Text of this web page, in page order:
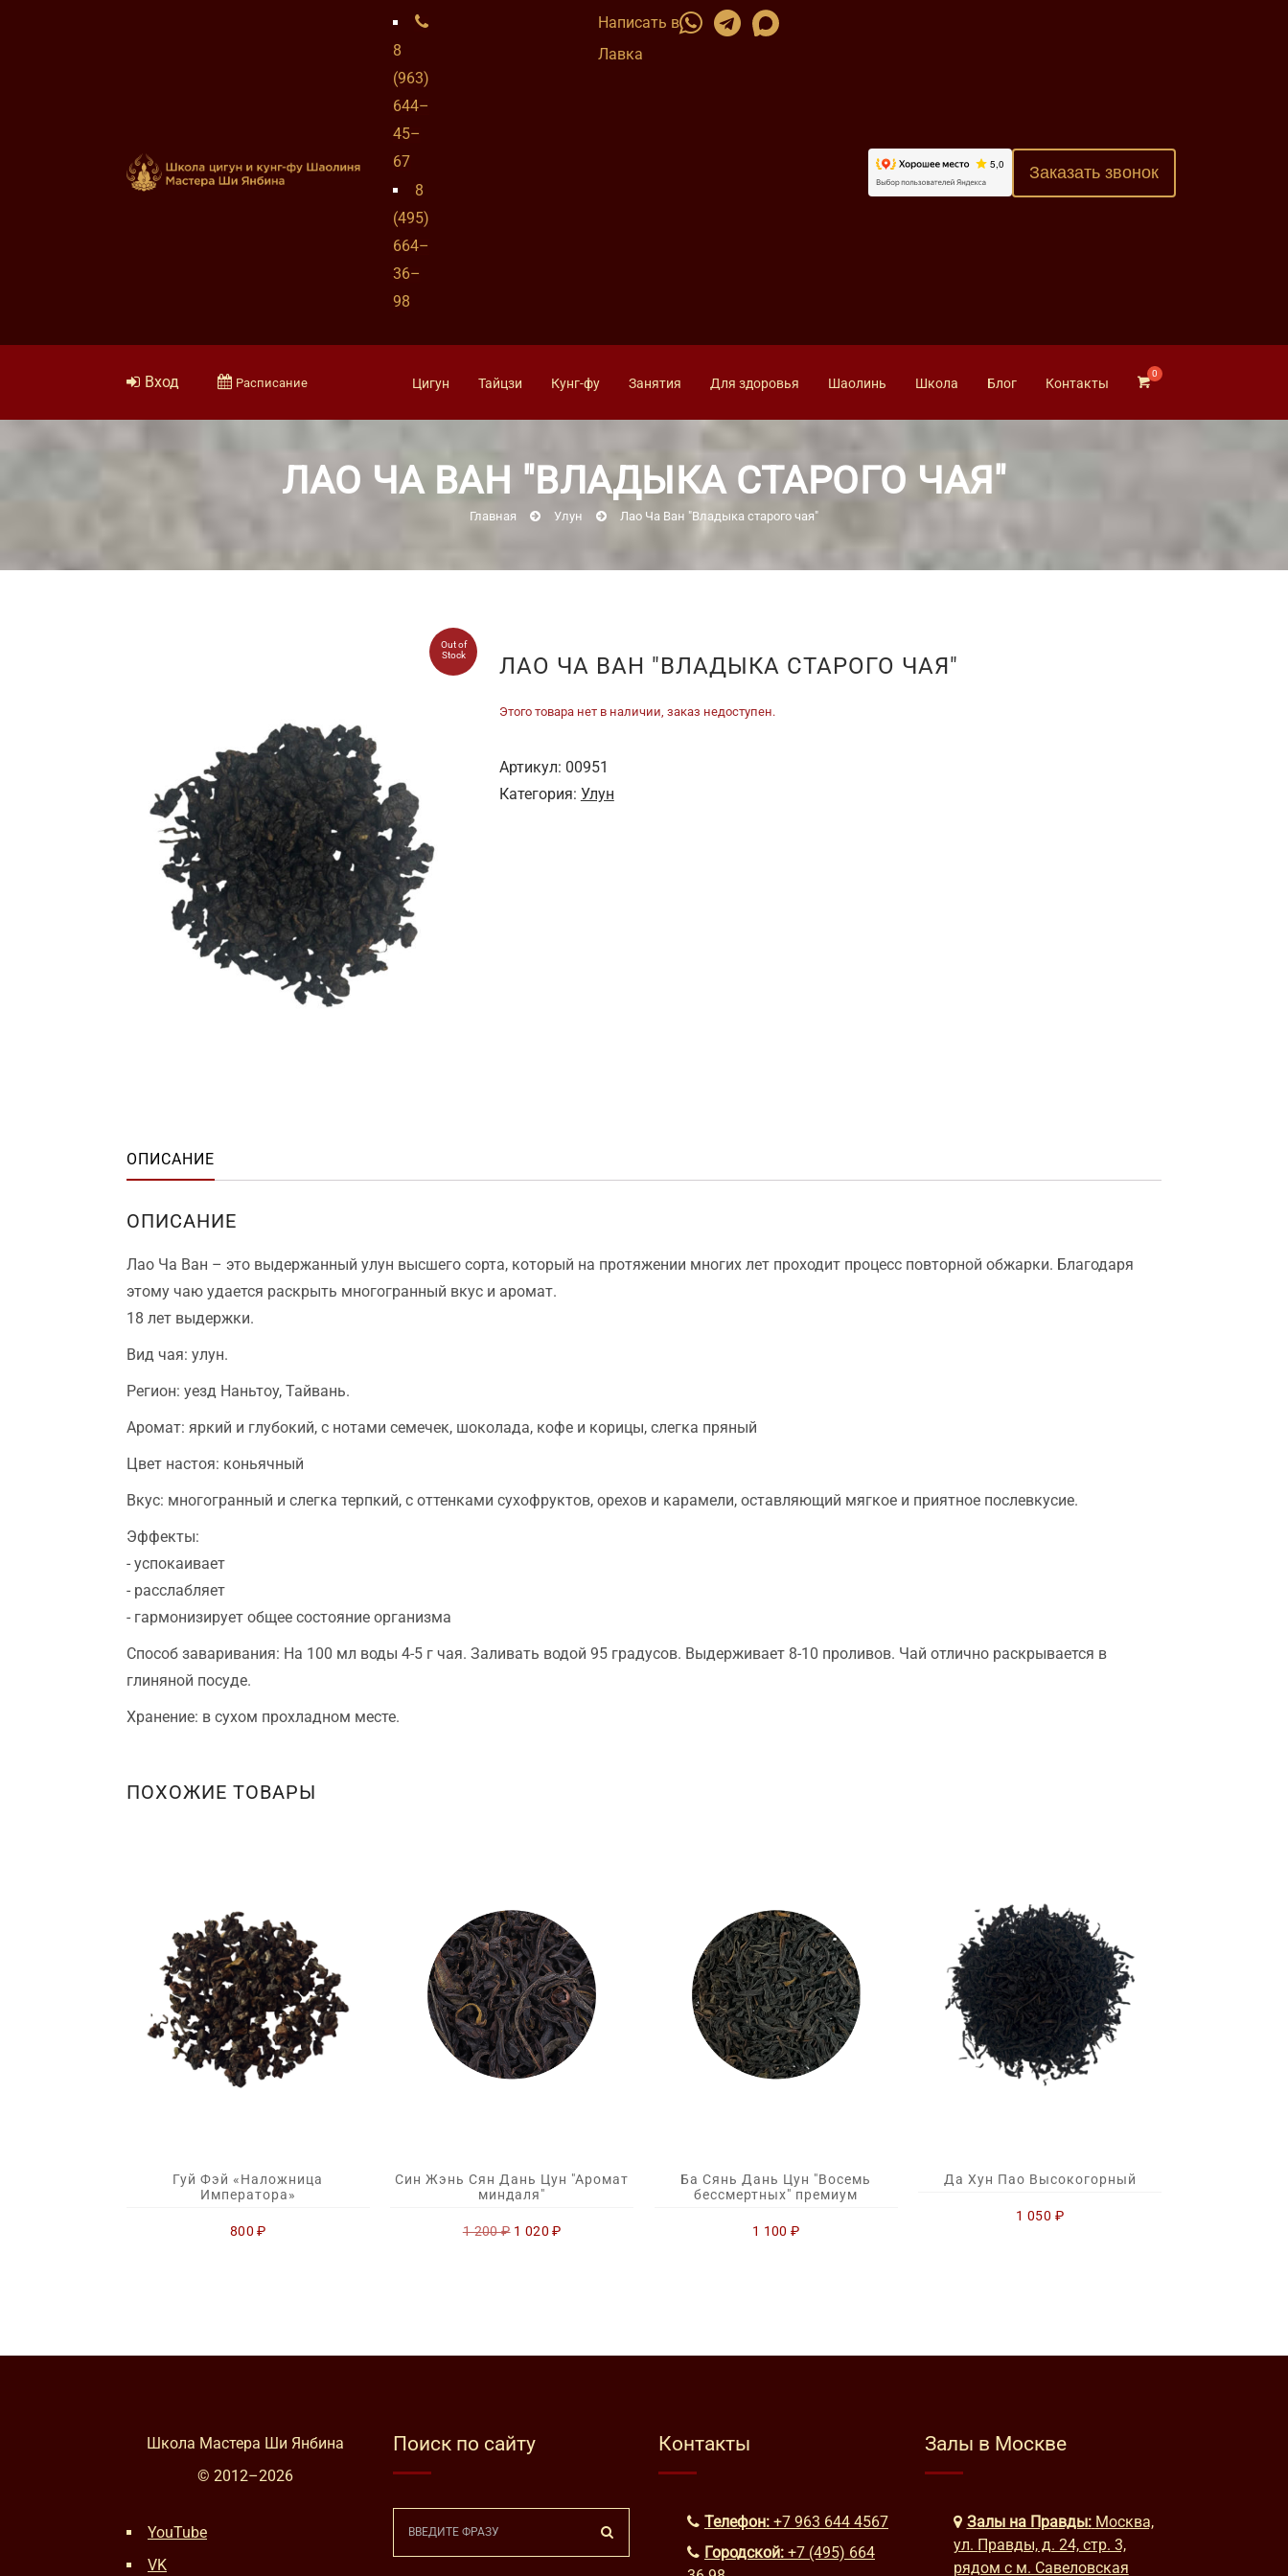
8
(963)
644–
45–
67
8
(495)
664–
36–
98
Написать в
Лавка
Заказать звонок
Вход Расписание Цигун Тайцзи Кунг-фу Занятия Для здоровья Шаолинь Школа Блог Контакты
ЛАО ЧА ВАН "ВЛАДЫКА СТАРОГО ЧАЯ"
Главная Улун Лао Ча Ван "Владыка старого чая"
Out of
Stock
ЛАО ЧА ВАН "ВЛАДЫКА СТАРОГО ЧАЯ"
Этого товара нет в наличии, заказ недоступен.
Артикул: 00951
Категория: Улун
ОПИСАНИЕ
ОПИСАНИЕ
Лао Ча Ван – это выдержанный улун высшего сорта, который на протяжении многих лет проходит процесс повторной обжарки. Благодаря
этому чаю удается раскрыть многогранный вкус и аромат.
18 лет выдержки.
Вид чая: улун.
Регион: уезд Наньтоу, Тайвань.
Аромат: яркий и глубокий, с нотами семечек, шоколада, кофе и корицы, слегка пряный
Цвет настоя: коньячный
Вкус: многогранный и слегка терпкий, с оттенками сухофруктов, орехов и карамели, оставляющий мягкое и приятное послевкусие.
Эффекты:
- успокаивает
- расслабляет
- гармонизирует общее состояние организма
Способ заваривания: На 100 мл воды 4-5 г чая. Заливать водой 95 градусов. Выдерживает 8-10 проливов. Чай отлично раскрывается в
глиняной посуде.
Хранение: в сухом прохладном месте.
ПОХОЖИЕ ТОВАРЫ
Гуй Фэй «Наложница
Императора»
800₽
Син Жэнь Сян Дань Цун "Аромат
миндаля"
1 200₽ Первоначальная
1 020₽Текущая
Ба Сянь Дань Цун "Восемь
бессмертных" премиум
1 100₽
Да Хун Пао Высокогорный
1 050 ₽
Школа Мастера Ши Янбина
© 2012–2026
YouTube
VK
Поиск по сайту Контакты
Телефон: +7 963 644 4567
Городской: +7 (495) 664
Залы в Москве
Залы на Правды: Москва,
ул. Правды, д. 24, стр. 3,
рядом с м. Савеловская